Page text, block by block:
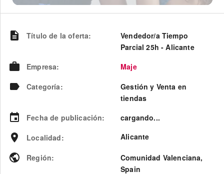
Título de la oferta:
Vendedor/a Tiempo
Parcial 25h - Alicante
Empresa:
Maje
Categoría:
Gestión y Venta en
tiendas
Fecha de publicación:
cargando...
Localidad: Alicante
Región: Comunidad Valenciana,
Spain